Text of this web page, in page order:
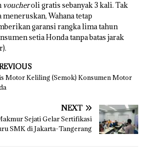
voucheroli gratis sebanyak 3 kali. Tak
Wahana tetap
garansi rangka lima tahun
setia Honda tanpa batas jarak
Motor Keliling (Semok) Konsumen Motor
NEXT
Sejati Gelar Sertifikasi
SMK di Jakarta-Tangerang